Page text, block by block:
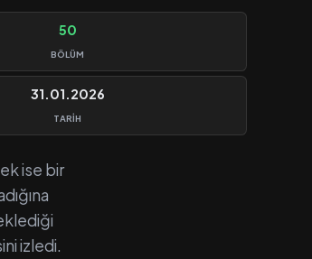
50
BÖLÜM
31.01.2026
TARIH
ise bir
izledi.